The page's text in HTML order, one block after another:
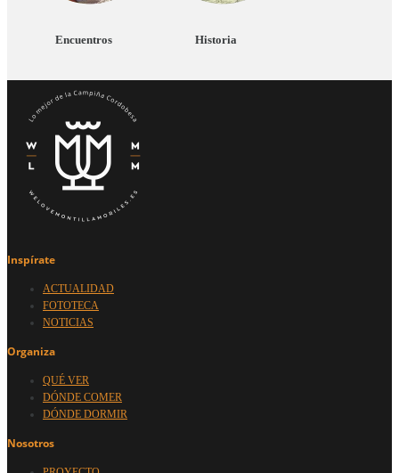
Encuentros Historia
Inspírate
ACTUALIDAD
FOTOTECA
NOTICIAS
Organiza
QUÉ VER
DÓNDE COMER
DÓNDE DORMIR
Nosotros